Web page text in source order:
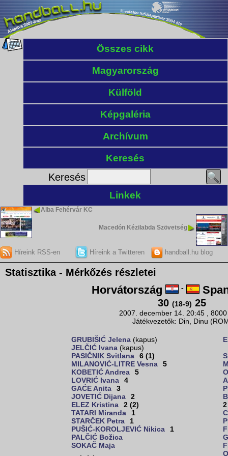
Összes cikk
Magyarország
Külföld
Képgaléria
Archívum
Keresés
Keresés
Linkek
Alba Fehérvár KC
Macedón Kézilabda Szövetség
Híreink RSS-en Híreink a Twitteren handball.hu blog
Statisztika - Mérkőzés részletei
Horvátország -
30 (18-9) 25
2007. december 14. 20:45 ,
Játékvezetők: Din, Dinu
GRUBIŠIĆ Jelena (kapus)
JELČIĆ Ivana (kapus)
PASIČNIK Svitlana
6 (1)
MILANOVIĆ-LITRE Vesna
5
KOBETIĆ Andrea
5
LOVRIĆ Ivana
4
GAĆE Anita
3
JOVETIĆ Dijana
2
ELEZ Kristina
2 (2)
TATARI Miranda
1
STARČEK Petra
1
PUŠIĆ-KOROLJEVIĆ Nikica
1
PALČIĆ Božica
SOKAČ Maja
2